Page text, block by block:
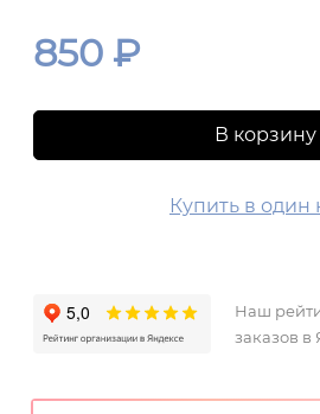
850 ₽
В корзину
Купить в один
Наш
заказов в